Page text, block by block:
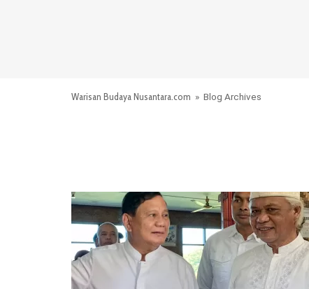
Warisan Budaya Nusantara.com » Blog Archives